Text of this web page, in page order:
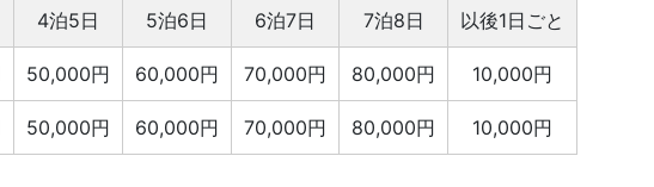
4泊5日 5泊6日 6泊7日 7泊8日 以後1日ごと
50,000円 60,000円 70,000円 80,000円 10,000円
50,000円 60,000円 70,000円 80,000円 10,000円